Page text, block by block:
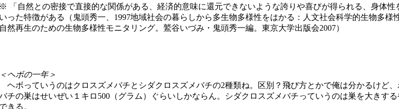
「自然との密接で直接的な関係がある、経済的意味に還元できないような誇りや喜びが得られる、身体性
った特徴がある（鬼頭秀一、1997地域社会の暮らしから多生物多様性をはかる：人文社会科学的生物多様
然再生のための生物多様性モニタリング。鷲谷いづみ・鬼頭秀一編。東京大学出版会2007）
ヘボの一年＞
ボっていうのはクロスズメバチとシダクロスズメバチの2種類ね。区別？飛び方とかで俺は分かるけど、
チの巣はせいぜい１キロ500（グラム）ぐらいしかならん。シダクロスズメバチっていうのは巣を大きす
きる。